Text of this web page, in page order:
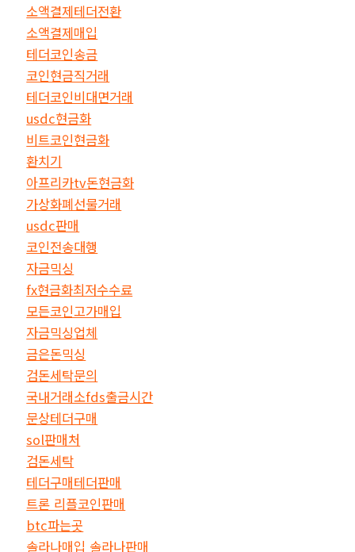
소액결제테더전환
소액결제매입
테더코인송금
코인현금직거래
테더코인비대면거래
usdc현금화
비트코인현금화
환치기
아프리카tv돈현금화
가상화폐선물거래
usdc판매
코인전송대행
자금믹싱
fx현금화최저수수료
모든코인고가매입
자금믹싱업체
금은돈믹싱
검돈세탁문의
국내거래소fds출금시간
문상테더구매
sol판매처
검돈세탁
테더구매테더판매
트론 리플코인판매
btc파는곳
솔라나매입 솔라나판매